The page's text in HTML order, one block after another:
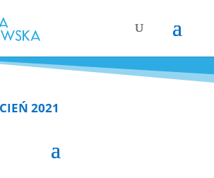
2021